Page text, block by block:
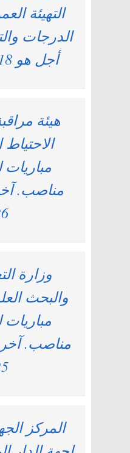
التهيئة
الدرجات
أجل هو 18 دجنبر 2025
هيئة
وزارة
والبحث
المركز